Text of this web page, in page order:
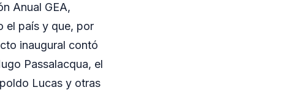
Anual GEA,
el país y que, por
inaugural contó
Passalacqua, el
Lucas y otras